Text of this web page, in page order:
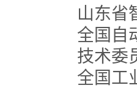
山东省
全国自
技术委
全国工